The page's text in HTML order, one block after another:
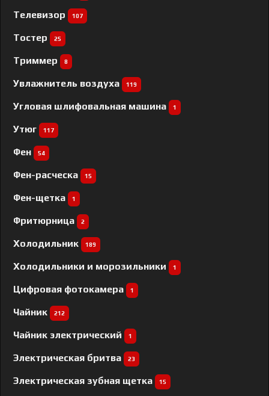
Телевизор 107
Тостер 25
Триммер 8
Увлажнитель воздуха 119
Угловая шлифовальная машина 1
Утюг 117
Фен 54
Фен-расческа 15
Фен-щетка 1
Фритюрница 2
Холодильник 189
Холодильники и морозильники 1
Цифровая фотокамера 1
Чайник 212
Чайник электрический 1
Электрическая бритва 23
Электрическая зубная щетка 15